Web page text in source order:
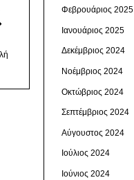
Φεβρουάριος 2025
Ιανουάριος 2025
Δεκέμβριος 2024
Νοέμβριος 2024
Οκτώβριος 2024
Σεπτέμβριος 2024
Αύγουστος 2024
Ιούλιος 2024
Ιούνιος 2024